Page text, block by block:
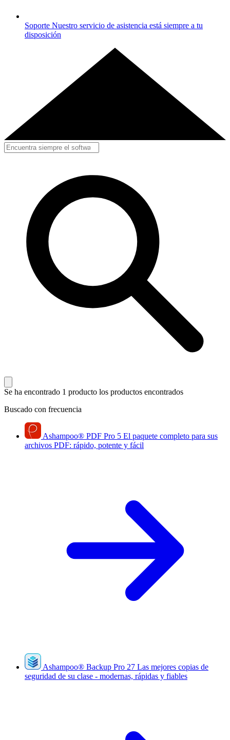
Soporte Nuestro servicio de asistencia está siempre a tu
disposición
Se ha encontrado 1 producto los productos encontrados
Buscado con frecuencia
Ashampoo® PDF Pro 5 El paquete completo para sus
archivos PDF: rápido, potente y fácil
Ashampoo® Backup Pro 27 Las mejores copias de
seguridad de su clase - modernas, rápidas y fiables